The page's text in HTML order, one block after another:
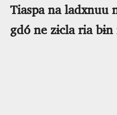
Tiaspa na ladxnuu
gdó ne zɨcla ria